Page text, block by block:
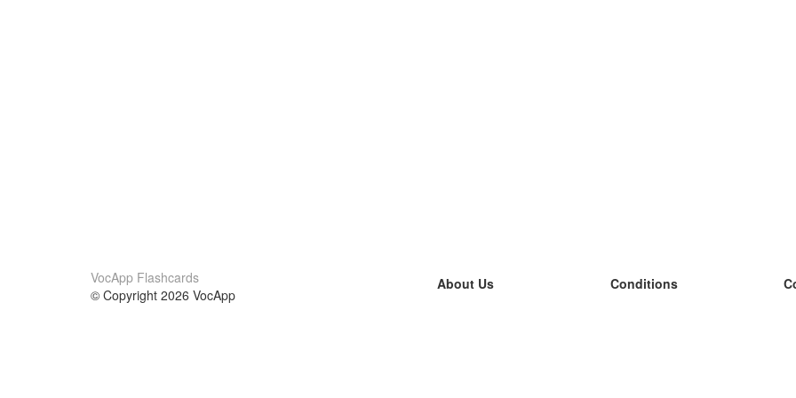
VocApp Flashcards
© Copyright 2026 VocApp
About Us
Conditions